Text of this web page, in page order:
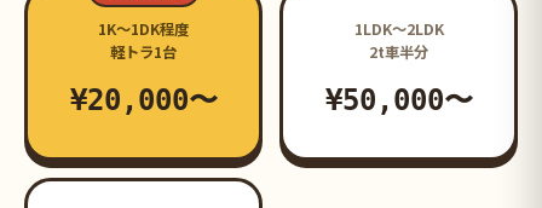
1K〜1DK程度
軽トラ1台
¥20,000〜
1LDK〜2LDK
2t車半分
¥50,000〜